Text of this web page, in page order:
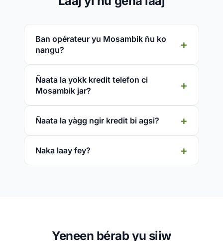
Ban opérateur yu Mosambik ñu ko
nangu?
Ñaata la yokk kredit telefon ci
Mosambik jar?
Ñaata la yàgg ngir kredit bi agsi?
Naka laay fey?
Yeneen bérab yu siiw